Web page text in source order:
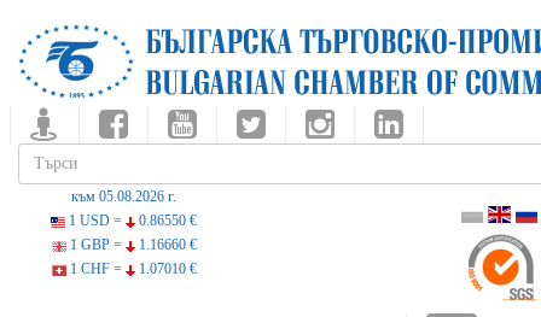
към 05.08.2026 г.
1 USD =
0.86550 €
1 GBP =
1.16660 €
1 CHF =
1.07010 €